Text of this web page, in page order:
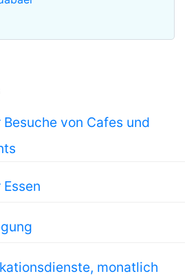
Besuche von Cafes und
monatlich